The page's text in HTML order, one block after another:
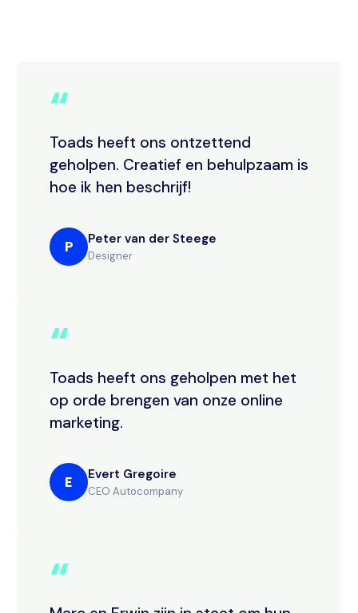
“
Toads heeft ons ontzettend
geholpen. Creatief en behulpzaam is
hoe ik hen beschrijf!
P Peter van der Steege
Designer
“
Toads heeft ons geholpen met het
op orde brengen van onze online
marketing.
E Evert Gregoire
CEO Autocompany
“